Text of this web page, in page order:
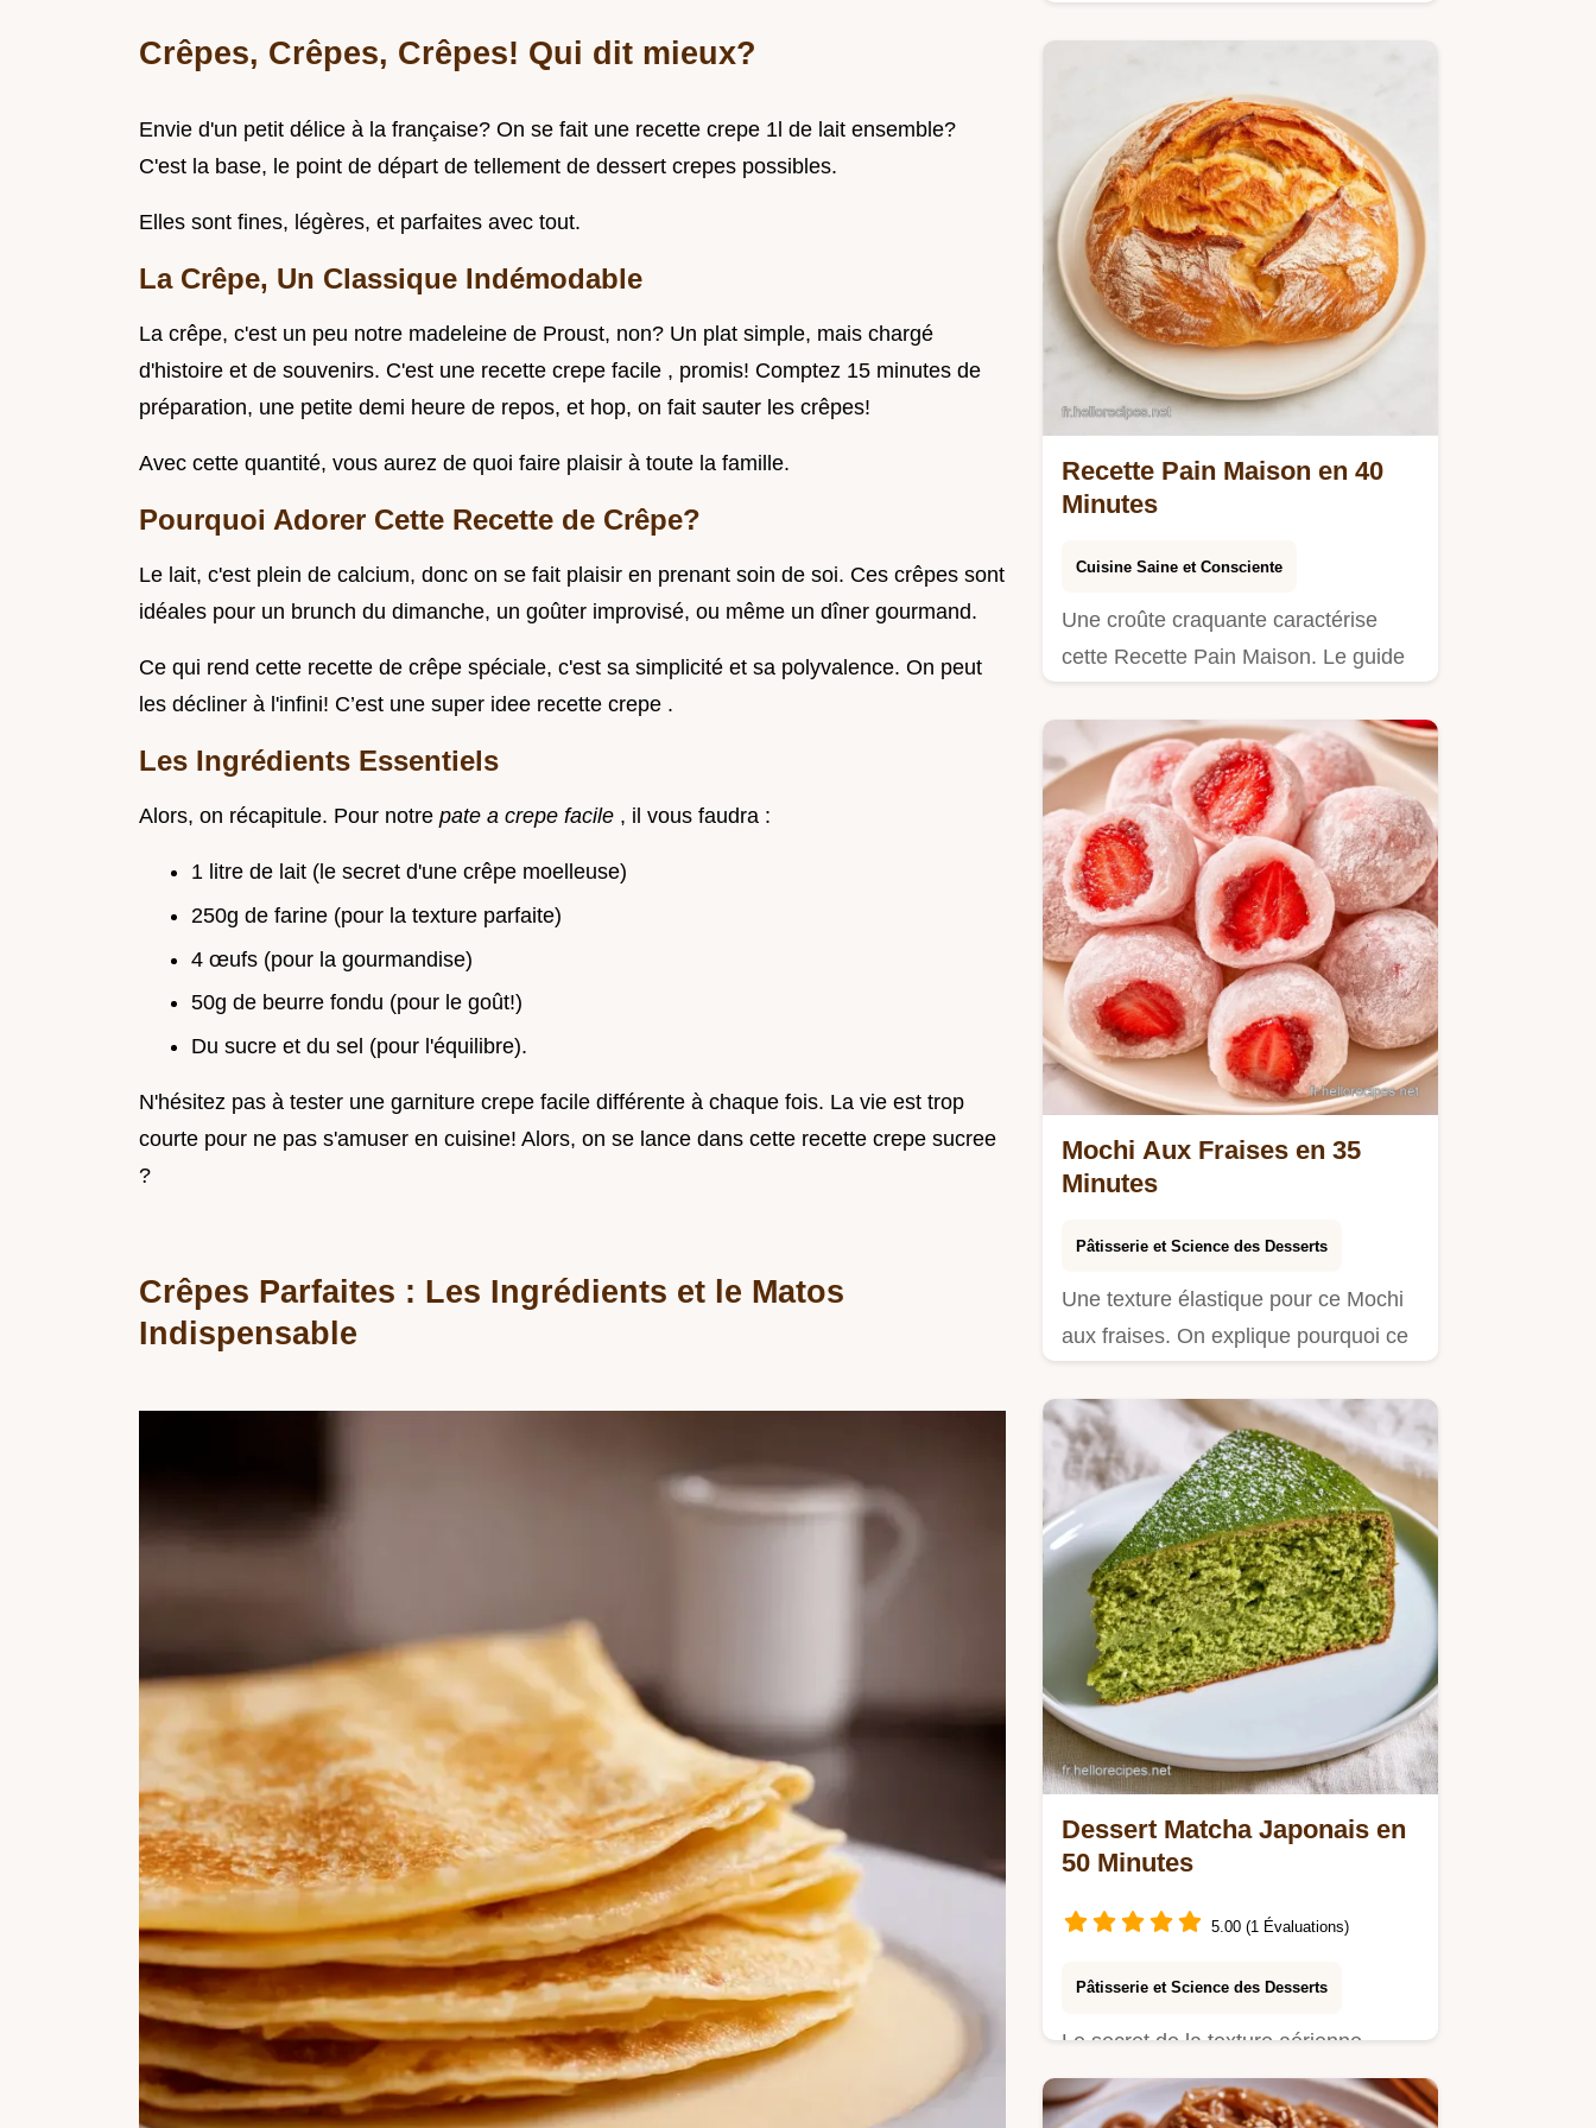
Crêpes, Crêpes, Crêpes! Qui dit mieux?
Envie d'un petit délice à la française? On se fait une recette crepe 1l de lait ensemble?
C'est la base, le point de départ de tellement de dessert crepes possibles.
Elles sont fines, légères, et parfaites avec tout.
La Crêpe, Un Classique Indémodable
La crêpe, c'est un peu notre madeleine de Proust, non? Un plat simple, mais chargé
d'histoire et de souvenirs. C'est une recette crepe facile , promis! Comptez 15 minutes de
préparation, une petite demi heure de repos, et hop, on fait sauter les crêpes!
Avec cette quantité, vous aurez de quoi faire plaisir à toute la famille.
Pourquoi Adorer Cette Recette de Crêpe?
Le lait, c'est plein de calcium, donc on se fait plaisir en prenant soin de soi. Ces crêpes sont
idéales pour un brunch du dimanche, un goûter improvisé, ou même un dîner gourmand.
Ce qui rend cette recette de crêpe spéciale, c'est sa simplicité et sa polyvalence. On peut
les décliner à l'infini! C’est une super idee recette crepe .
Les Ingrédients Essentiels
Alors, on récapitule. Pour notre pate a crepe facile , il vous faudra :
1 litre de lait (le secret d'une crêpe moelleuse)
250g de farine (pour la texture parfaite)
4 œufs (pour la gourmandise)
50g de beurre fondu (pour le goût!)
Du sucre et du sel (pour l'équilibre).
N'hésitez pas à tester une garniture crepe facile différente à chaque fois. La vie est trop
courte pour ne pas s'amuser en cuisine! Alors, on se lance dans cette recette crepe sucree
?
Crêpes Parfaites : Les Ingrédients et le Matos
Indispensable
Recette Pain Maison en 40
Minutes
Cuisine Saine et Consciente
Une croûte craquante caractérise
cette Recette Pain Maison. Le guide
Mochi Aux Fraises en 35
Minutes
Pâtisserie et Science des Desserts
Une texture élastique pour ce Mochi
aux fraises. On explique pourquoi ce
Dessert Matcha Japonais en
50 Minutes
5.00 (1 Évaluations)
Pâtisserie et Science des Desserts
Le secret de la texture aérienne
réside dans l'incorporation des
blancs.